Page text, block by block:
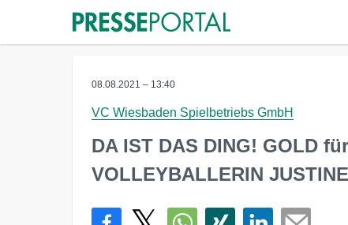
08.08.2021 – 13:40
VC Wiesbaden Spielbetriebs GmbH
DA IST DAS DING! GOLD
VOLLEYBALLERIN